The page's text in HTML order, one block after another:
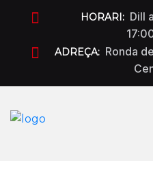
HORARI: Dill
ADREÇA: Ronda